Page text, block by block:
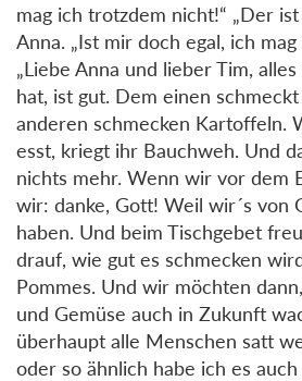
mag ich trotzdem nicht!“ „Der
Anna. „Ist mir doch egal, ich
„Liebe Anna und lieber Tim,
hat, ist gut. Dem einen
anderen schmecken Kartoffeln.
esst, kriegt ihr Bauchweh. Und
nichts mehr. Wenn wir vor dem
wir: danke, Gott! Weil wir´s von
haben. Und beim Tischgebet
drauf, wie gut es schmecken
Pommes. Und wir möchten
und Gemüse auch in Zukunft
überhaupt alle Menschen satt
oder so ähnlich habe ich es